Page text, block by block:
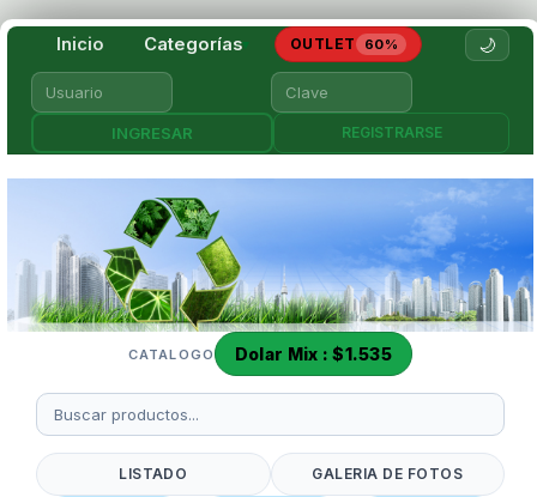
Inicio Categorías▾ OUTLET 60% 🌙
REGISTRARSE
CATALOGO Dolar Mix : $1.535
LISTADO GALERIA DE FOTOS